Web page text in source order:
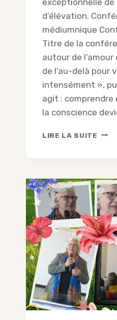
d’élévation.
médiumnique
Titre de la
autour de
de l’au-delà pour
intensément »,
agit : comprendre
la conscience
LIRE LA SUITE
ET
AVRIL
2026